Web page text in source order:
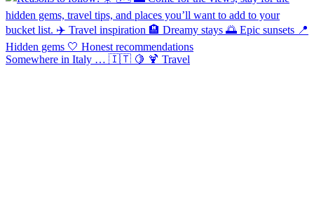
Somewhere in Italy … 🇮🇹 🍋 🍹 Travel